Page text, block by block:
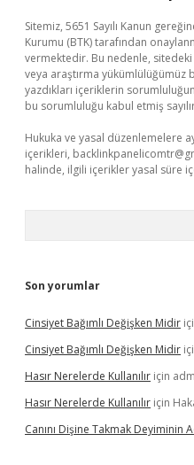
Sitemiz, 5651 Sayılı Kanun
Kurumu (BTK) tarafından
vermektedir. Bu nedenle,
veya araştırma yükümlülüğümüz
yazdıkları içeriklerin
bu sorumluluğu kabul etmiş
Hukuka ve yasal düzenlemelere
içerikleri,
halinde, ilgili içerikler yasal süre
Son yorumlar
Cinsiyet Bağımlı Değişken Midir
Cinsiyet Bağımlı Değişken Midir
Hasır Nerelerde Kullanılır için
Hasır Nerelerde Kullanılır için
Canını Dişine Takmak Deyiminin